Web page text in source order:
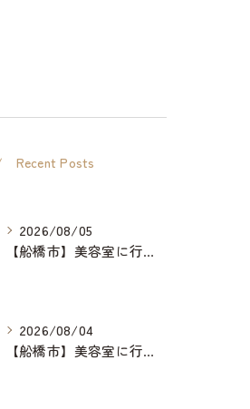
Recent Posts
2026/08/05
【船橋市】美容室に行けない…をなくしたい✂️✨
2026/08/04
【船橋市】美容室に行けない…をなくしたい✂️✨